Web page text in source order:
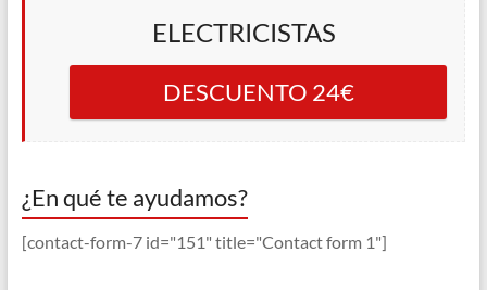
ELECTRICISTAS
DESCUENTO 24€
¿En qué te ayudamos?
[contact-form-7 id="151" title="Contact form 1"]